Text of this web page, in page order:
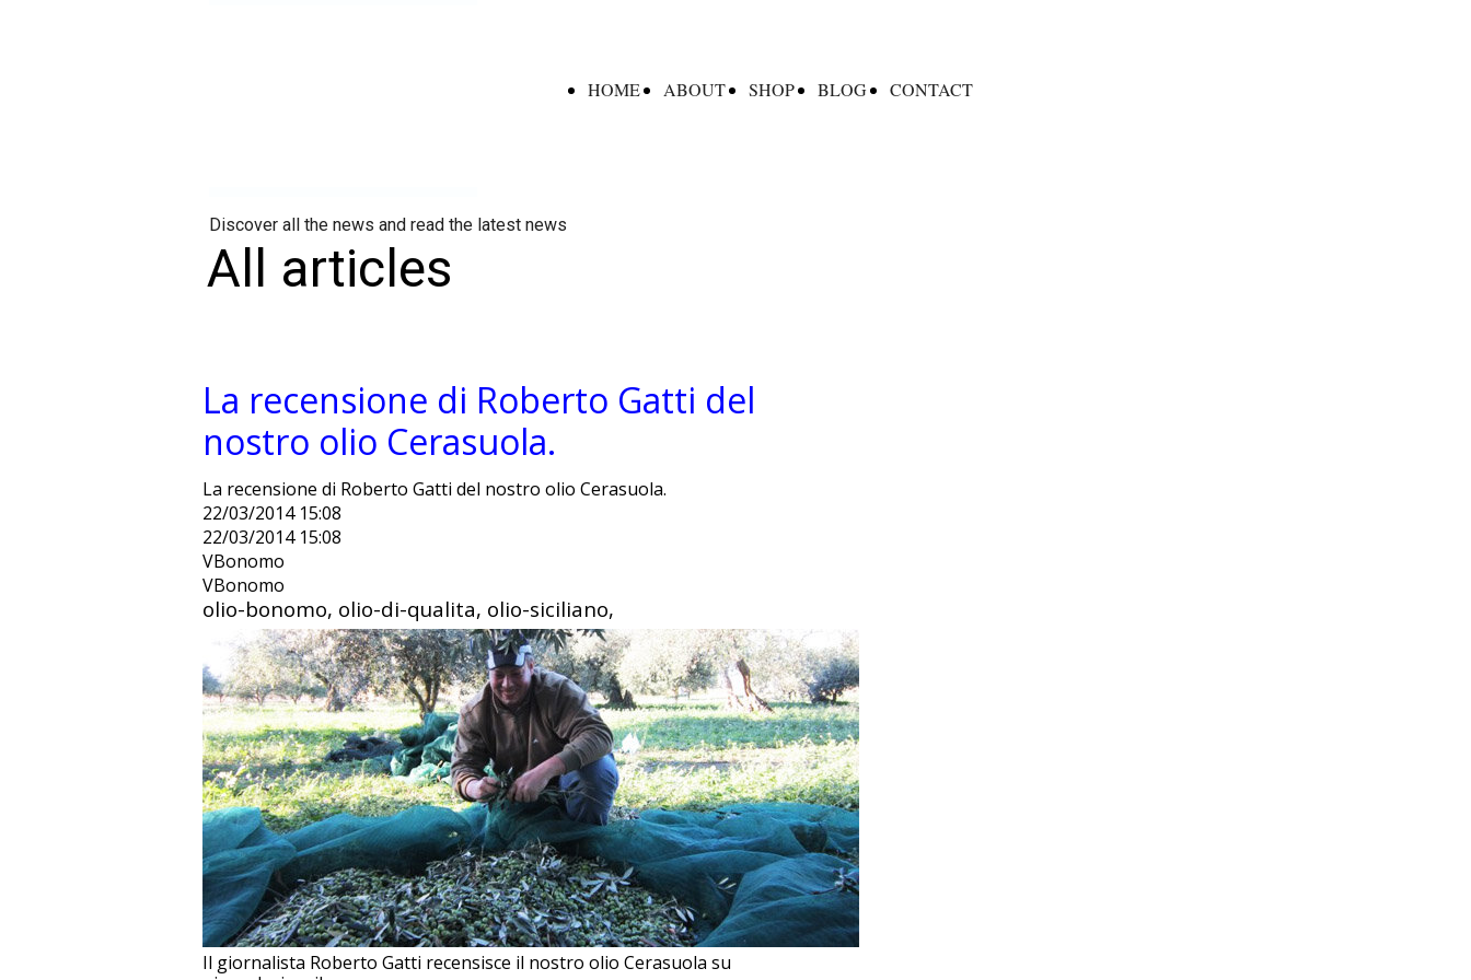
HOME ABOUT SHOP BLOG CONTACT
Discover all the news and read the latest news
All articles
La recensione di Roberto Gatti del
nostro olio Cerasuola.
La recensione di Roberto Gatti del nostro olio Cerasuola.
22/03/2014 15:08
22/03/2014 15:08
VBonomo
VBonomo
olio-bonomo, olio-di-qualita, olio-siciliano,
Il giornalista Roberto Gatti recensisce il nostro olio Cerasuola su